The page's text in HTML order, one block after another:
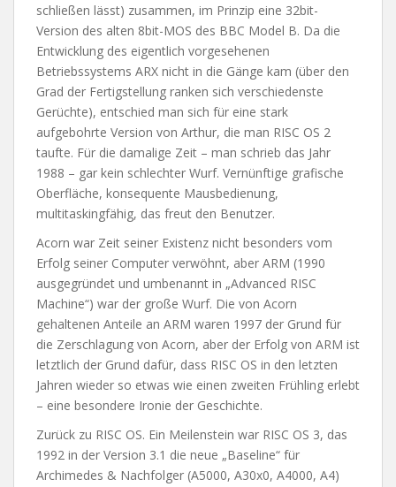
schließen lässt) zusammen, im Prinzip eine 32bit-
Version des alten 8bit-MOS des BBC Model B. Da die
Entwicklung des eigentlich vorgesehenen
Betriebssystems ARX nicht in die Gänge kam (über den
Grad der Fertigstellung ranken sich verschiedenste
Gerüchte), entschied man sich für eine stark
aufgebohrte Version von Arthur, die man RISC OS 2
taufte. Für die damalige Zeit – man schrieb das Jahr
1988 – gar kein schlechter Wurf. Vernünftige grafische
Oberfläche, konsequente Mausbedienung,
multitaskingfähig, das freut den Benutzer.
Acorn war Zeit seiner Existenz nicht besonders vom
Erfolg seiner Computer verwöhnt, aber ARM (1990
ausgegründet und umbenannt in „Advanced RISC
Machine“) war der große Wurf. Die von Acorn
gehaltenen Anteile an ARM waren 1997 der Grund für
die Zerschlagung von Acorn, aber der Erfolg von ARM ist
letztlich der Grund dafür, dass RISC OS in den letzten
Jahren wieder so etwas wie einen zweiten Frühling erlebt
– eine besondere Ironie der Geschichte.
Zurück zu RISC OS. Ein Meilenstein war RISC OS 3, das
1992 in der Version 3.1 die neue „Baseline“ für
Archimedes & Nachfolger (A5000, A30x0, A4000, A4)